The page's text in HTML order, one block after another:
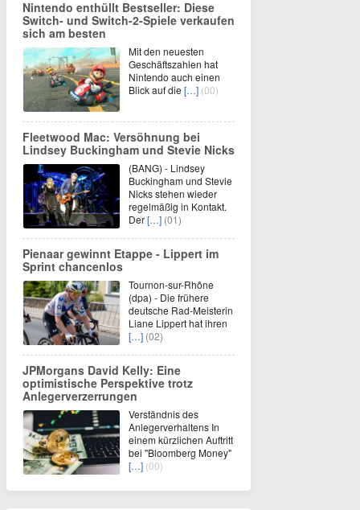
Nintendo enthüllt Bestseller: Diese
Switch- und Switch-2-Spiele verkaufen
sich am besten
Mit den neuesten
Geschäftszahlen hat
Nintendo auch einen
Blick auf die […] (00)
Fleetwood Mac: Versöhnung bei
Lindsey Buckingham und Stevie Nicks
(BANG) - Lindsey
Buckingham und Stevie
Nicks stehen wieder
regelmäßig in Kontakt.
Der[…] (01)
Pienaar gewinnt Etappe - Lippert im
Sprint chancenlos
Tournon-sur-Rhône
(dpa) - Die frühere
deutsche Rad-Meisterin
Liane Lippert hat ihren
[…] (02)
JPMorgans David Kelly: Eine
optimistische Perspektive trotz
Anlegerverzerrungen
Verständnis des
Anlegerverhaltens In
einem kürzlichen Auftritt
bei "Bloomberg Money"
[…] (00)